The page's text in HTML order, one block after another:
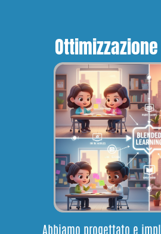
Abbiamo progettato e